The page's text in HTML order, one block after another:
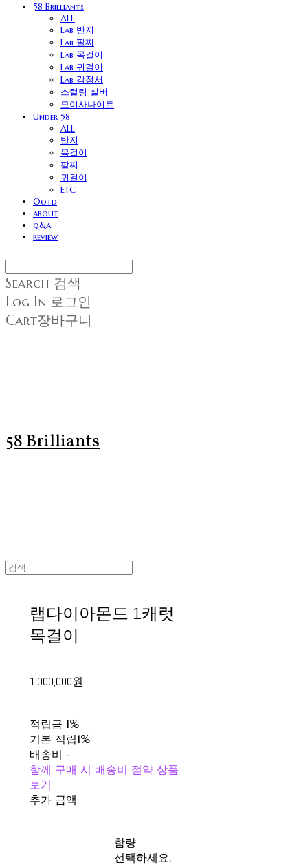
58 Brilliants
ALL
Lab 반지
Lab 팔찌
Lab 목걸이
Lab 귀걸이
Lab 감정서
스털링 실버
모이사나이트
Under 58
ALL
반지
목걸이
팔찌
귀걸이
ETC
Ootd
about
q&a
review
Search 검색
Log In 로그인
Cart장바구니
58 Brilliants
랩다이아몬드 1캐럿
목걸이
1,000,000원
적립금 1%
기본 적립1%
배송비 -
함께 구매 시 배송비 절약 상품
보기
추가 금액
함량
선택하세요.